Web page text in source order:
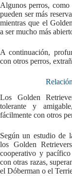
Algunos perros,
pueden ser más
mientras que el
a ser mucho más
A continuación,
con otros perros,
Los Golden
tolerante y
fácilmente con otros
Según un estudio de
los Golden
cooperativo y
con otras razas,
el Dóberman o el